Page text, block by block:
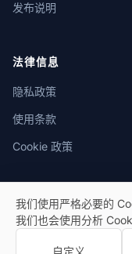
发布说明
法律信息
隐私政策
使用条款
Cookie 政策
© 2026
我们使用严格必要的
我们也会使用分析
自定义